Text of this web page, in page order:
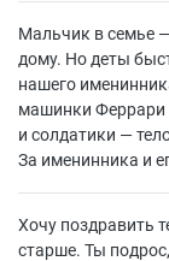
Мальчик в семье
дому. Но деты
нашего
машинки Феррари
и солдатики —
За именинника и
Хочу поздравить
старше. Ты